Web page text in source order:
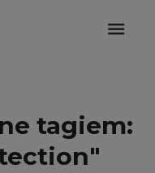
menu
tagiem: